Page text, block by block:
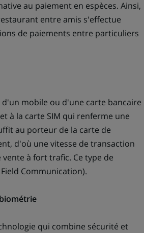
au paiement en espèces. Ainsi,
entre amis s'effectue
de paiements entre particuliers
mobile ou d'une carte bancaire
à la carte SIM qui renferme une
au porteur de la carte de
d'où une vitesse de transaction
à fort trafic. Ce type de
Communication).
qui combine sécurité et